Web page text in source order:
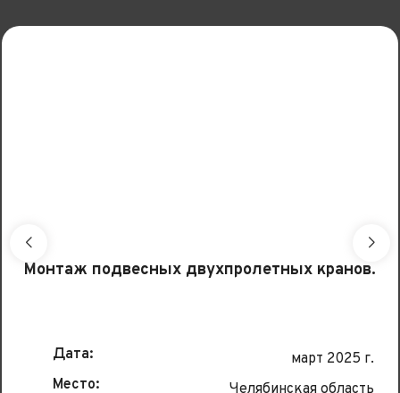
Монтаж подвесных двухпролетных кранов.
Дата:
март 2025 г.
Место:
Челябинская область